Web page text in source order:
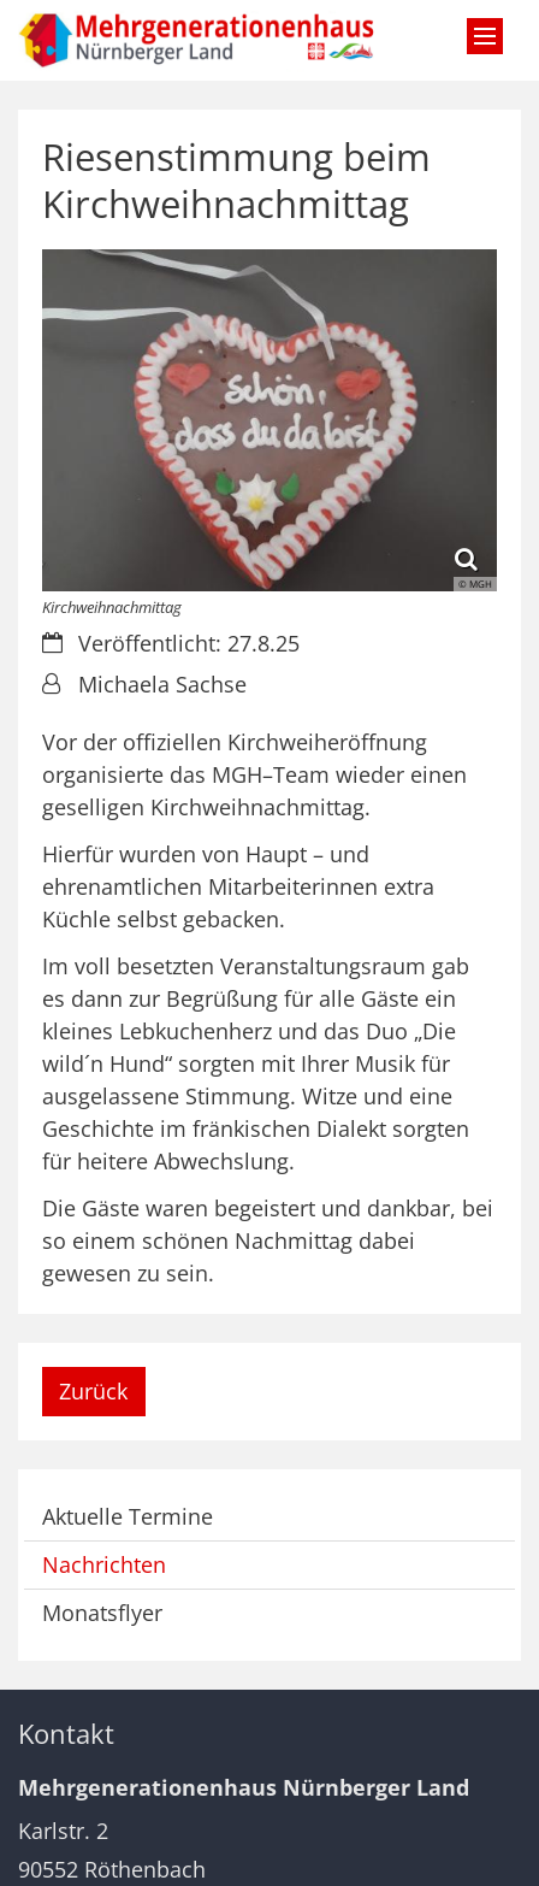
Zum Inhalt springen
Riesenstimmung beim
Kirchweihnachmittag
© MGH
Kirchweihnachmittag
Datum:Veröffentlicht: 27.8.25
Von:Michaela Sachse
Vor der offiziellen Kirchweiheröffnung
organisierte das MGH–Team wieder einen
geselligen Kirchweihnachmittag.
Hierfür wurden von Haupt – und
ehrenamtlichen Mitarbeiterinnen extra
Küchle selbst gebacken.
Im voll besetzten Veranstaltungsraum gab
es dann zur Begrüßung für alle Gäste ein
kleines Lebkuchenherz und das Duo „Die
wild´n Hund“ sorgten mit Ihrer Musik für
ausgelassene Stimmung. Witze und eine
Geschichte im fränkischen Dialekt sorgten
für heitere Abwechslung.
Die Gäste waren begeistert und dankbar, bei
so einem schönen Nachmittag dabei
gewesen zu sein.
Zurück
Aktuelle Termine
Nachrichten
Monatsflyer
Kontakt
Mehrgenerationenhaus Nürnberger Land
Karlstr. 2
90552 Röthenbach